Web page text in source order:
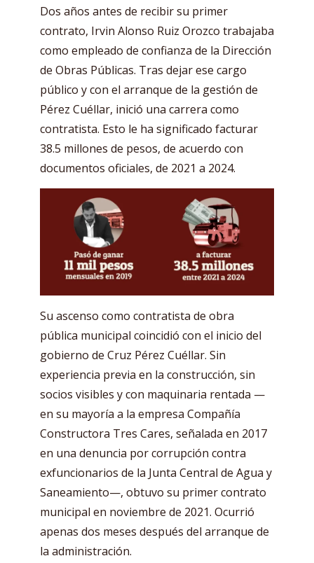
Dos años antes de recibir su primer
contrato, Irvin Alonso Ruiz Orozco trabajaba
como empleado de confianza de la Dirección
de Obras Públicas. Tras dejar ese cargo
público y con el arranque de la gestión de
Pérez Cuéllar, inició una carrera como
contratista. Esto le ha significado facturar
38.5 millones de pesos, de acuerdo con
documentos oficiales, de 2021 a 2024.
Su ascenso como contratista de obra
pública municipal coincidió con el inicio del
gobierno de Cruz Pérez Cuéllar. Sin
experiencia previa en la construcción, sin
socios visibles y con maquinaria rentada —
en su mayoría a la empresa Compañía
Constructora Tres Cares, señalada en 2017
en una denuncia por corrupción contra
exfuncionarios de la Junta Central de Agua y
Saneamiento—, obtuvo su primer contrato
municipal en noviembre de 2021. Ocurrió
apenas dos meses después del arranque de
la administración.